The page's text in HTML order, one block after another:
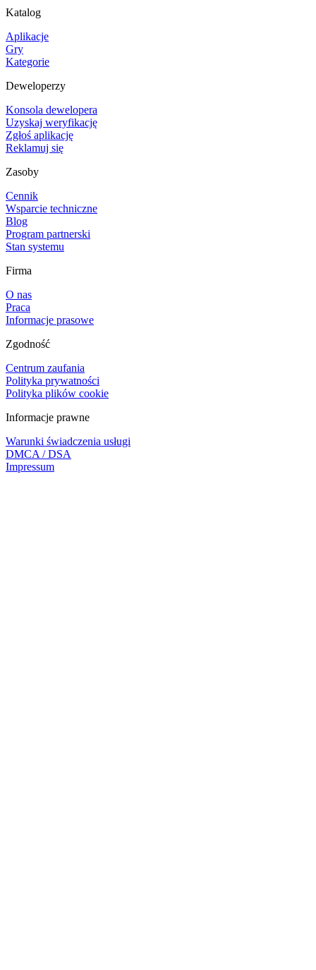
Katalog
Aplikacje
Gry
Kategorie
Deweloperzy
Konsola dewelopera
Uzyskaj weryfikację
Zgłoś aplikację
Reklamuj się
Zasoby
Cennik
Wsparcie techniczne
Blog
Program partnerski
Stan systemu
Firma
O nas
Praca
Informacje prasowe
Zgodność
Centrum zaufania
Polityka prywatności
Polityka plików cookie
Informacje prawne
Warunki świadczenia usługi
DMCA / DSA
Impressum